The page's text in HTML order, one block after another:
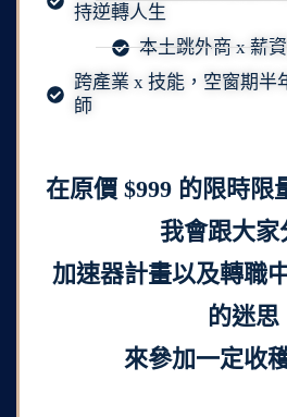
持逆轉人生
本土跳外商 x 薪
跨產業 x 技能，空窗期半
師
在原價 $999 的限時限
我會跟大家
加速器計畫以及轉職
的迷思
來參加一定收